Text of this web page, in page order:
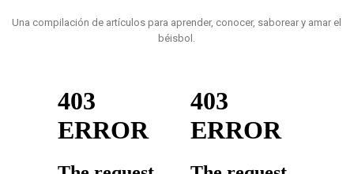
Una compilación de artículos para aprender, conocer, saborear y amar el
béisbol.